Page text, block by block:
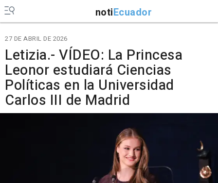
notiEcuador
27 DE ABRIL DE 2026
Letizia.- VÍDEO: La Princesa
Leonor estudiará Ciencias
Políticas en la Universidad
Carlos III de Madrid